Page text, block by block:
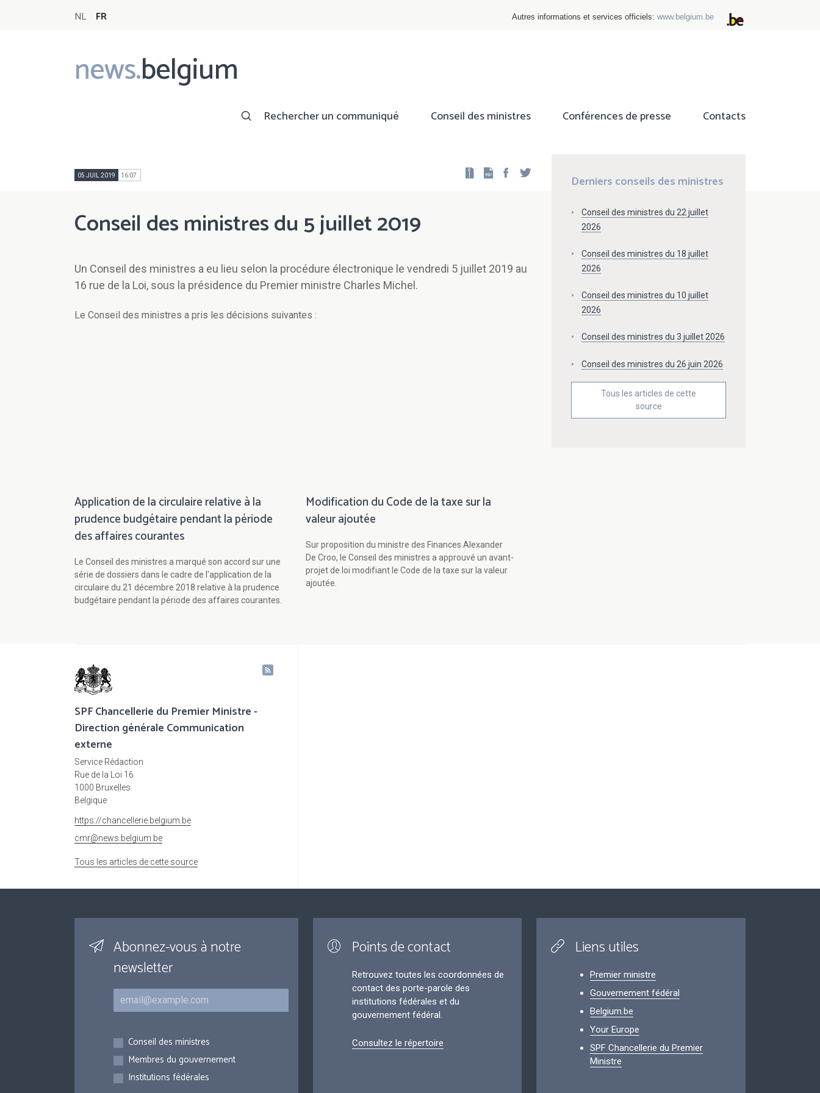
NL FR Autres informations et services officiels: www.belgium.be
news.belgium
Main
navigation
Rechercher un communiqué Conseil des ministres Conférences de presse Contacts
05 JUIL 2019 16:07 Facebook
Conseil des ministres du 5 juillet 2019
Un Conseil des ministres a eu lieu selon la procédure électronique le vendredi 5 juillet 2019 au
16 rue de la Loi, sous la présidence du Premier ministre Charles Michel.
Le Conseil des ministres a pris les décisions suivantes :
Derniers conseils des ministres
Conseil des ministres du 22 juillet
2026
Conseil des ministres du 18 juillet
2026
Conseil des ministres du 10 juillet
2026
Conseil des ministres du 3 juillet 2026
Conseil des ministres du 26 juin 2026
Tous les articles de cette
source
Application de la circulaire relative à la
prudence budgétaire pendant la période
des affaires courantes
Le Conseil des ministres a marqué son accord sur une
série de dossiers dans le cadre de l'application de la
circulaire du 21 décembre 2018 relative à la prudence
budgétaire pendant la période des affaires courantes.
Modification du Code de la taxe sur la
valeur ajoutée
Sur proposition du ministre des Finances Alexander
De Croo, le Conseil des ministres a approuvé un avant-
projet de loi modifiant le Code de la taxe sur la valeur
ajoutée.
SPF Chancellerie du Premier Ministre -
Direction générale Communication
externe
Service Rédaction
Rue de la Loi 16
1000 Bruxelles
Belgique
https://chancellerie.belgium.be
cmr@news.belgium.be
Tous les articles de cette source
Abonnez-vous à notre
newsletter
Courriel
Inscriptions
Conseil des ministres
Membres du gouvernement
Institutions fédérales
Points de contact
Retrouvez toutes les coordonnées de
contact des porte-parole des
institutions fédérales et du
gouvernement fédéral.
Consultez le répertoire
Liens utiles
Premier ministre
Gouvernement fédéral
Belgium.be
Your Europe
SPF Chancellerie du Premier
Ministre